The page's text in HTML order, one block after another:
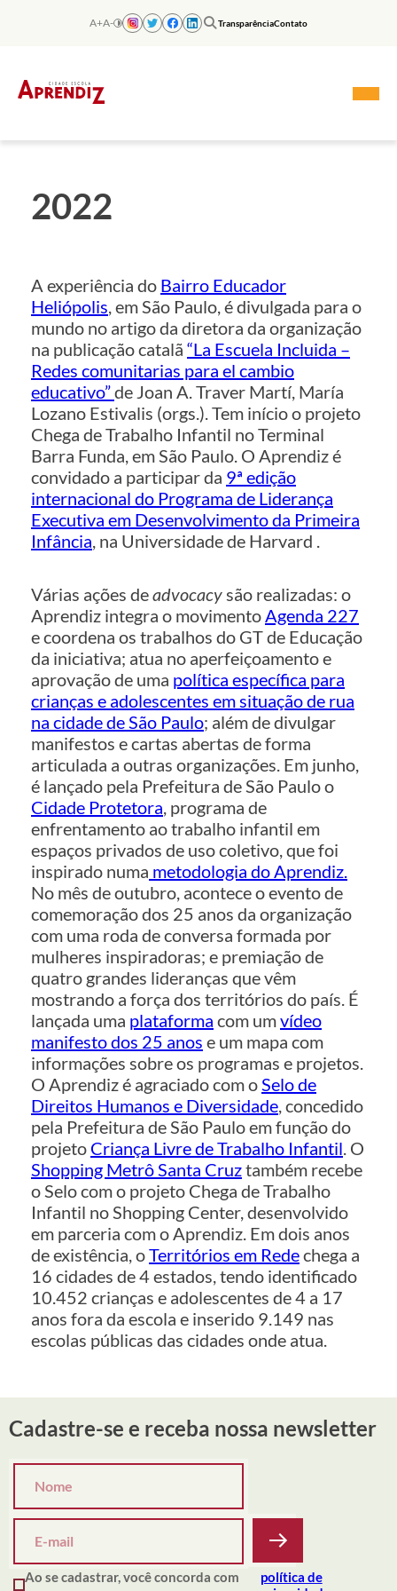
A+A- TransparênciaContato
2022
A experiência do Bairro Educador
Heliópolis, em São Paulo, é divulgada para o
mundo no artigo da diretora da organização
na publicação catalã “La Escuela Incluida –
Redes comunitarias para el cambio
educativo”de Joan A. Traver Martí, María
Lozano Estivalis (orgs.). Tem início o projeto
Chega de Trabalho Infantil no Terminal
Barra Funda, em São Paulo. O Aprendiz é
convidado a participar da 9ª edição
internacional do Programa de Liderança
Executiva em Desenvolvimento da Primeira
Infância, na Universidade de Harvard .
Várias ações deadvocacysão realizadas: o
Aprendiz integra o movimentoAgenda 227
e coordena os trabalhos do GT de Educação
da iniciativa; atua no aperfeiçoamento e
aprovação de uma política específica para
crianças e adolescentes em situação de rua
na cidade de São Paulo; além de divulgar
manifestos e cartas abertas de forma
articulada a outras organizações. Em junho,
é lançado pela Prefeitura de São Paulo o
Cidade Protetora, programa de
enfrentamento ao trabalho infantil em
espaços privados de uso coletivo, que foi
inspirado numa metodologia do Aprendiz.
No mês de outubro, acontece o evento de
comemoração dos 25 anos da organização
com uma roda de conversa formada por
mulheres inspiradoras; e premiação de
quatro grandes lideranças que vêm
mostrando a força dos territórios do país. É
lançada uma plataforma com umvídeo
manifesto dos 25 anos e um mapa com
informações sobre os programas e projetos.
O Aprendiz é agraciado com oSelo de
Direitos Humanos e Diversidade, concedido
pela Prefeitura de São Paulo em função do
projeto Criança Livre de Trabalho Infantil. O
Shopping Metrô Santa Cruztambém recebe
o Selo com o projeto Chega de Trabalho
Infantil no Shopping Center, desenvolvido
em parceria com o Aprendiz. Em dois anos
de existência, oTerritórios em Redechega a
16 cidades de 4 estados, tendo identificado
10.452 crianças e adolescentes de 4 a 17
anos fora da escola e inserido 9.149 nas
escolas públicas das cidades onde atua.
Cadastre-se e receba nossa newsletter
Ao se cadastrar, você concorda com
política de